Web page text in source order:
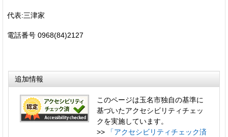
代表:三津家
電話番号 0968(84)2127
追加情報
このページは玉名市独自の基準に
基づいたアクセシビリティチェッ
クを実施しています。
>>
「アクセシビリティチェック済